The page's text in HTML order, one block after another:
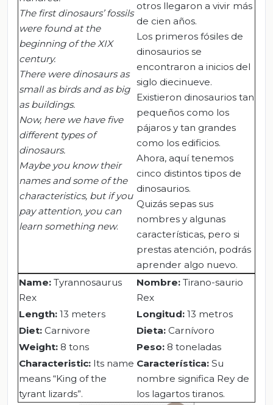
The first dinosaurs’ fossils
were found at the
beginning of the XIX
century.
There were dinosaurs as
small as birds and as big
as buildings.
Now, here we have five
different types of
dinosaurs.
Maybe you know their
names and some of the
characteristics, but if you
pay attention, you can
learn something new.
otros llegaron a vivir más
de cien años.
Los primeros fósiles de
dinosaurios se
encontraron a inicios del
siglo diecinueve.
Existieron dinosaurios tan
pequeños como los
pájaros y tan grandes
como los edificios.
Ahora, aquí tenemos
cinco distintos tipos de
dinosaurios.
Quizás sepas sus
nombres y algunas
características, pero si
prestas atención, podrás
aprender algo nuevo.
Name: Tyrannosaurus
Rex
Nombre: Tirano-saurio
Rex
Length: 13 meters Longitud: 13 metros
Diet: Carnivore Dieta: Carnívoro
Weight: 8 tons Peso: 8 toneladas
Characteristic: Its name
means “King of the
tyrant lizards”.
Característica: Su
nombre significa Rey de
los lagartos tiranos.